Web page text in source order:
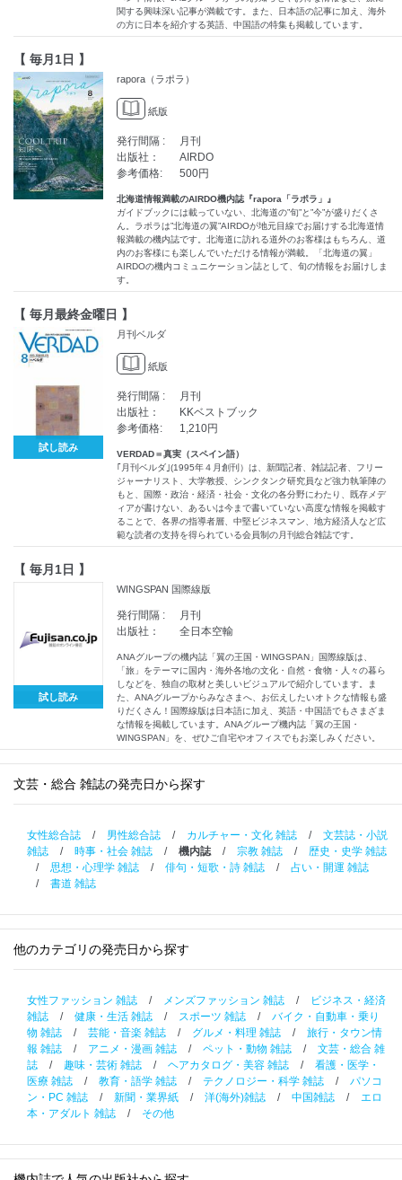
関する興味深い記事が満載です。また、日本語の記事に加え、海外
の方に日本を紹介する英語、中国語の特集も掲載しています。
【 毎月1日 】
rapora（ラポラ）
紙版
発行間隔 :
月刊
出版社：
AIRDO
参考価格:
500円
北海道情報満載のAIRDO機内誌『rapora「ラポラ」』
ガイドブックには載っていない、北海道の”旬”と”今”が盛りだくさ
ん。ラポラは”北海道の翼”AIRDOが地元目線でお届けする北海道情
報満載の機内誌です。北海道に訪れる道外のお客様はもちろん、道
内のお客様にも楽しんでいただける情報が満載。「北海道の翼」
AIRDOの機内コミュニケーション誌として、旬の情報をお届けしま
す。
【 毎月最終金曜日 】
試し読み
月刊ベルダ
紙版
発行間隔 :
月刊
出版社：
KKベストブック
参考価格:
1,210円
VERDAD＝真実（スペイン語）
｢月刊ベルダ｣(1995年４月創刊）は、新聞記者、雑誌記者、フリー
ジャーナリスト、大学教授、シンクタンク研究員など強力執筆陣の
もと、国際・政治・経済・社会・文化の各分野にわたり、既存メデ
ィアが書けない、あるいは今まで書いていない高度な情報を掲載す
ることで、各界の指導者層、中堅ビジネスマン、地方経済人など広
範な読者の支持を得られている会員制の月刊総合雑誌です。
【 毎月1日 】
試し読み
WINGSPAN 国際線版
発行間隔 :
月刊
出版社：
全日本空輸
ANAグループの機内誌「翼の王国・WINGSPAN」国際線版は、
「旅」をテーマに国内・海外各地の文化・自然・食物・人々の暮ら
しなどを、独自の取材と美しいビジュアルで紹介しています。ま
た、ANAグループからみなさまへ、お伝えしたいオトクな情報も盛
りだくさん！国際線版は日本語に加え、英語・中国語でもさまざま
な情報を掲載しています。ANAグループ機内誌「翼の王国・
WINGSPAN」を、ぜひご自宅やオフィスでもお楽しみください。
文芸・総合 雑誌の発売日から探す
女性総合誌 / 男性総合誌 / カルチャー・文化 雑誌 /
文芸誌・小説
雑誌
/ 時事・社会 雑誌 / 機内誌 / 宗教 雑誌 /
歴史・史学 雑誌
/
思想・心理学 雑誌 / 俳句・短歌・詩 雑誌 /
占い・開運 雑誌
/
書道 雑誌
他のカテゴリの発売日から探す
女性ファッション 雑誌 / メンズファッション 雑誌 /
ビジネス・経済
雑誌
/ 健康・生活 雑誌 / スポーツ 雑誌 /
バイク・自動車・乗り
物 雑誌
/ 芸能・音楽 雑誌 / グルメ・料理 雑誌 /
旅行・タウン情
報 雑誌
/ アニメ・漫画 雑誌 / ペット・動物 雑誌 /
文芸・総合 雑
誌
/ 趣味・芸術 雑誌 / ヘアカタログ・美容 雑誌 /
看護・医学・
医療 雑誌
/ 教育・語学 雑誌 / テクノロジー・科学 雑誌 /
パソコ
ン・PC 雑誌
/ 新聞・業界紙 / 洋(海外)雑誌 / 中国雑誌 /
エロ
本・アダルト 雑誌
/ その他